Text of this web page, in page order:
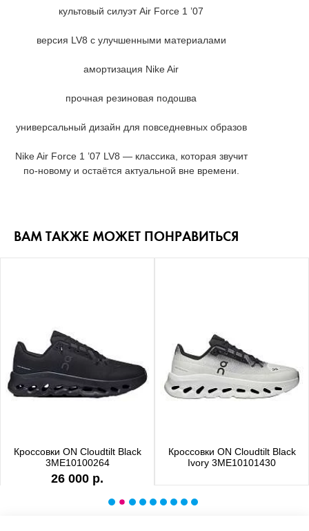
культовый силуэт Air Force 1 ’07
версия LV8 с улучшенными материалами
амортизация Nike Air
прочная резиновая подошва
универсальный дизайн для повседневных образов
Nike Air Force 1 ’07 LV8 — классика, которая звучит
по-новому и остаётся актуальной вне времени.
ВАМ ТАКЖЕ МОЖЕТ ПОНРАВИТЬСЯ
Кроссовки ON Cloudtilt Black
3ME10100264
26 000 р.
Кроссовки ON Cloudtilt Black
Ivory 3ME10101430